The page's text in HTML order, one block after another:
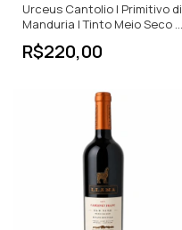
Urceus Cantolio | Primitivo di
Manduria | Tinto Meio Seco |
750ml
R$220,00